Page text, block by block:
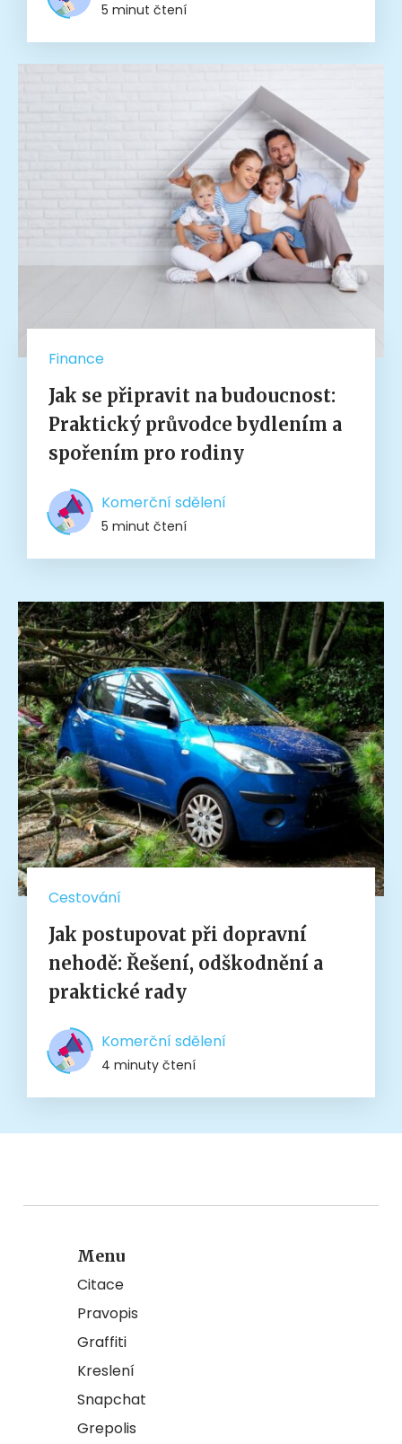
5 minut čtení
Finance
Jak se připravit na budoucnost:
Praktický průvodce bydlením a
spořením pro rodiny
Komerční sdělení
5 minut čtení
Cestování
Jak postupovat při dopravní
nehodě: Řešení, odškodnění a
praktické rady
Komerční sdělení
4 minuty čtení
Menu
Citace
Pravopis
Graffiti
Kreslení
Snapchat
Grepolis